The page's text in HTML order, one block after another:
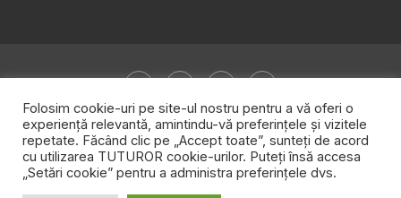
Despre noi Publicitate
Politica de confidențialitate
Contact
Folosim cookie-uri pe site-ul nostru pentru a vă oferi o
experiență relevantă, amintindu-vă preferințele și vizitele
repetate. Făcând clic pe „Accept toate”, sunteți de acord
cu utilizarea TUTUROR cookie-urilor. Puteți însă accesa
„Setări cookie” pentru a administra preferințele dvs.